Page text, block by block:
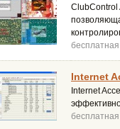
ClubControl
бесплатная
Internet
Internet
бесплатная